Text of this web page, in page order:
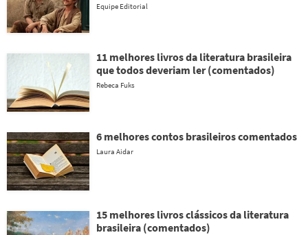
Equipe Editorial
11 melhores livros da literatura brasileira
que todos deveriam ler (comentados)
Rebeca Fuks
6 melhores contos brasileiros comentados
Laura Aidar
15 melhores livros clássicos da literatura
brasileira (comentados)